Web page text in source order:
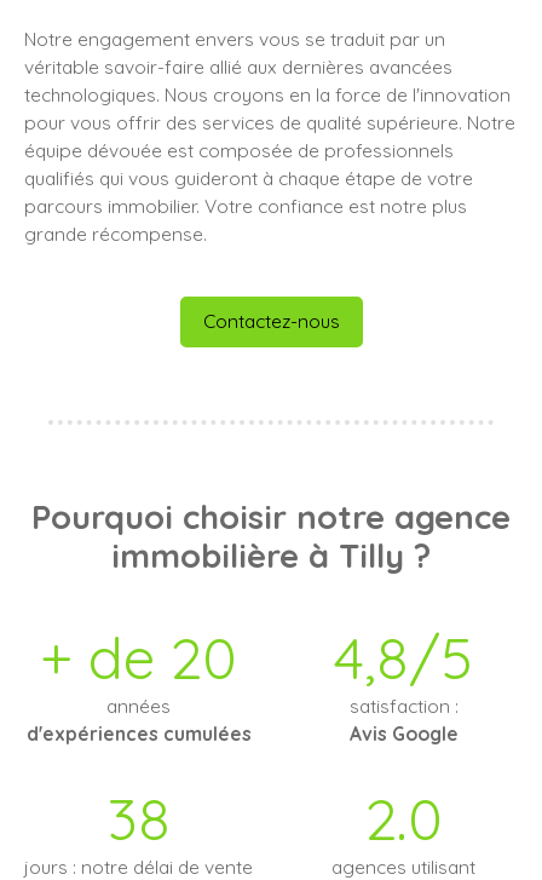
Notre engagement envers vous se traduit par un
véritable savoir-faire allié aux dernières avancées
technologiques. Nous croyons en la force de l'innovation
pour vous offrir des services de qualité supérieure. Notre
équipe dévouée est composée de professionnels
qualifiés qui vous guideront à chaque étape de votre
parcours immobilier. Votre confiance est notre plus
grande récompense.
Contactez-nous
Pourquoi choisir notre agence
immobilière à Tilly ?
+ de 20
années
d'expériences cumulées
4,8/5
satisfaction :
Avis Google
38
jours : notre délai de vente
2.0
agences utilisant